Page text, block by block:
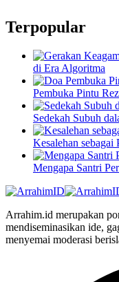
Terpopular
di Era Algoritma
Pembuka Pintu
Sedekah Subuh
Kesalehan sebagai
Mengapa Santri
Arrahim.id merupakan
mendiseminasikan ide,
menyemai moderasi